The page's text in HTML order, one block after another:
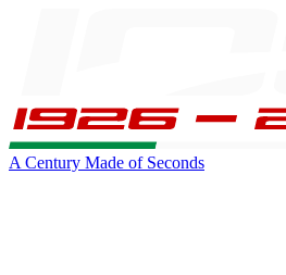
A Century Made of Seconds